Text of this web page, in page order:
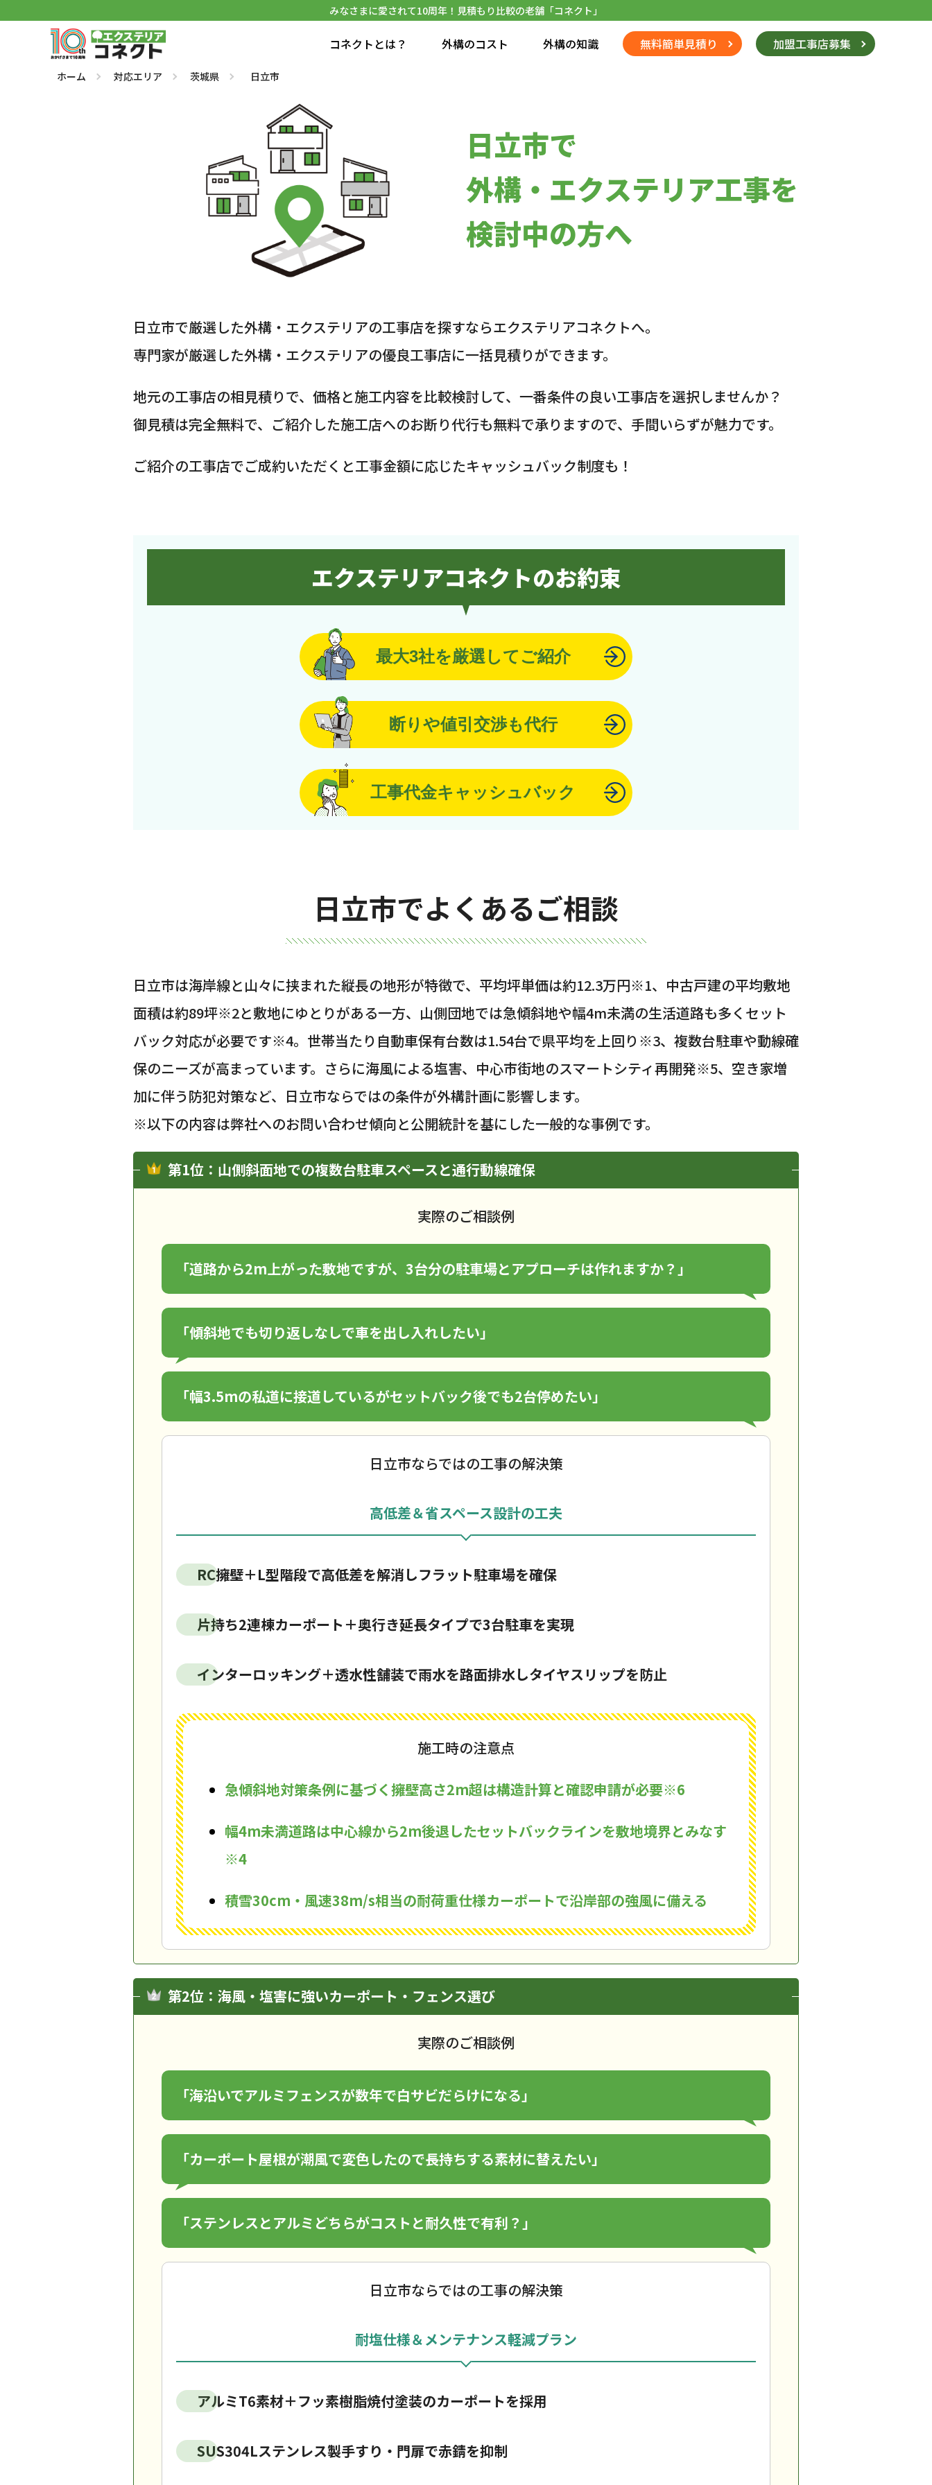
みなさまに愛されて10周年！見積もり比較の老舗「コネクト」
コネクトとは？ 外構のコスト 外構の知識 無料簡単見積り 加盟工事店募集
ホーム 対応エリア 茨城県 日立市
日立市で
外構・エクステリア工事を
検討中の方へ
日立市で厳選した外構・エクステリアの工事店を探すならエクステリアコネクトへ。
専門家が厳選した外構・エクステリアの優良工事店に一括見積りができます。
地元の工事店の相見積りで、価格と施工内容を比較検討して、一番条件の良い工事店を選択しませんか？
御見積は完全無料で、ご紹介した施工店へのお断り代行も無料で承りますので、手間いらずが魅力です。
ご紹介の工事店でご成約いただくと工事金額に応じたキャッシュバック制度も！
エクステリアコネクトのお約束
最大3社を厳選してご紹介
断りや値引交渉も代行
工事代金キャッシュバック
日立市でよくあるご相談
日立市は海岸線と山々に挟まれた縦長の地形が特徴で、平均坪単価は約12.3万円※1、中古戸建の平均敷地
面積は約89坪※2と敷地にゆとりがある一方、山側団地では急傾斜地や幅4m未満の生活道路も多くセット
バック対応が必要です※4。世帯当たり自動車保有台数は1.54台で県平均を上回り ※3、複数台駐車や動線確
保のニーズが高まっています。さらに海風による塩害、中心市街地のスマートシティ再開発※5、空き家増
加に伴う防犯対策など、日立市ならではの条件が外構計画に影響します。
※以下の内容は弊社へのお問い合わせ傾向と公開統計を基にした一般的な事例です。
第1位：山側斜面地での複数台駐車スペースと通行動線確保
実際のご相談例
「道路から2m上がった敷地ですが、3台分の駐車場とアプローチは作れますか？」
「傾斜地でも切り返しなしで車を出し入れしたい」
「幅3.5mの私道に接道しているがセットバック後でも2台停めたい」
日立市ならではの工事の解決策
高低差＆省スペース設計の工夫
RC擁壁＋L型階段で高低差を解消しフラット駐車場を確保
片持ち2連棟カーポート＋奥行き延長タイプで3台駐車を実現
インターロッキング＋透水性舗装で雨水を路面排水しタイヤスリップを防止
施工時の注意点
急傾斜地対策条例に基づく擁壁高さ2m超は構造計算と確認申請が必要※6
幅4m未満道路は中心線から2m後退したセットバックラインを敷地境界とみなす
※4
積雪30cm・風速38m/s相当の耐荷重仕様カーポートで沿岸部の強風に備える
第2位：海風・塩害に強いカーポート・フェンス選び
実際のご相談例
「海沿いでアルミフェンスが数年で白サビだらけになる」
「カーポート屋根が潮風で変色したので長持ちする素材に替えたい」
「ステンレスとアルミどちらがコストと耐久性で有利？」
日立市ならではの工事の解決策
耐塩仕様＆メンテナンス軽減プラン
アルミT6素材＋フッ素樹脂焼付塗装のカーポートを採用
SUS304Lステンレス製手すり・門扉で赤錆を抑制